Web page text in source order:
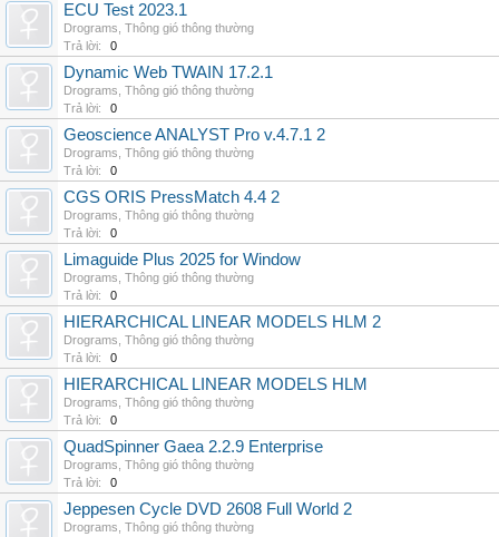
ECU Test 2023.1
Drograms Thông gió thông thường
Trả lời:
0
Dynamic Web TWAIN 17.2.1
Drograms Thông gió thông thường
Trả lời:
0
Geoscience ANALYST Pro v.4.7.1 2
Drograms Thông gió thông thường
Trả lời:
0
CGS ORIS PressMatch 4.4 2
Drograms Thông gió thông thường
Trả lời:
0
Limaguide Plus 2025 for Window
Drograms Thông gió thông thường
Trả lời:
0
HIERARCHICAL LINEAR MODELS HLM 2
Drograms Thông gió thông thường
Trả lời:
0
HIERARCHICAL LINEAR MODELS HLM
Drograms Thông gió thông thường
Trả lời:
0
QuadSpinner Gaea 2.2.9 Enterprise
Drograms Thông gió thông thường
Trả lời:
0
Jeppesen Cycle DVD 2608 Full World 2
Drograms Thông gió thông thường